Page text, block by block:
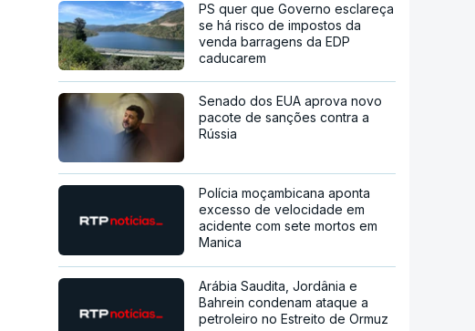
PS quer que Governo esclareça
se há risco de impostos da
venda barragens da EDP
caducarem
Senado dos EUA aprova novo
pacote de sanções contra a
Rússia
Polícia moçambicana aponta
excesso de velocidade em
acidente com sete mortos em
Manica
Arábia Saudita, Jordânia e
Bahrein condenam ataque a
petroleiro no Estreito de Ormuz